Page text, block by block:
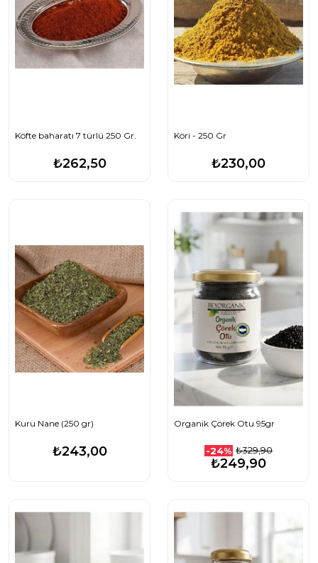
Köfte baharatı 7 türlü 250 Gr.
₺262,50
Köri - 250 Gr
₺230,00
Kuru Nane (250 gr)
₺243,00
Organik Çörek Otu 95gr
-24% ₺329,90
₺249,90